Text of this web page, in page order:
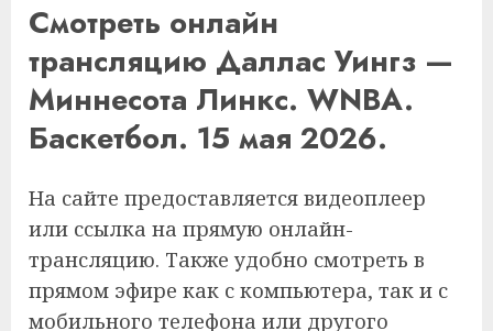
Смотреть онлайн
трансляцию Даллас Уингз —
Миннесота Линкс. WNBA.
Баскетбол. 15 мая 2026.
На сайте предоставляется видеоплеер
или ссылка на прямую онлайн-
трансляцию. Также удобно смотреть в
прямом эфире как с компьютера, так и с
мобильного телефона или другого